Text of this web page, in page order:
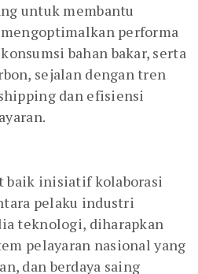
untuk membantu
performa
bahan bakar, serta
sejalan dengan tren
dan efisiensi
baik inisiatif kolaborasi
pelaku industri
teknologi, diharapkan
pelayaran nasional yang
dan berdaya saing